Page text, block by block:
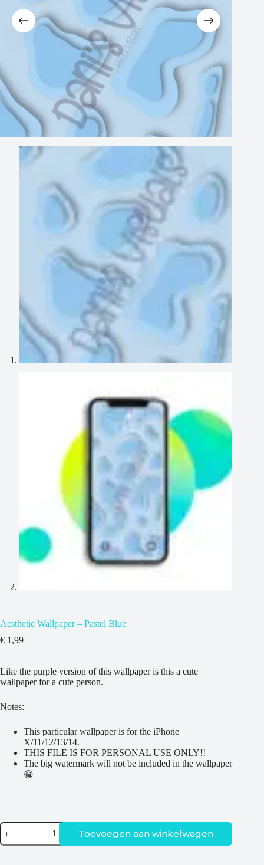
Aesthetic Wallpaper – Pastel Blue
€ 1,99
Like the purple version of this wallpaper is this a cute
wallpaper for a cute person.
Notes:
This particular wallpaper is for the iPhone
X/11/12/13/14.
THIS FILE IS FOR PERSONAL USE ONLY!!
The big watermark will not be included in the wallpaper
😁
Aesthetic
Wallpaper
-
Toevoegen aan winkelwagen